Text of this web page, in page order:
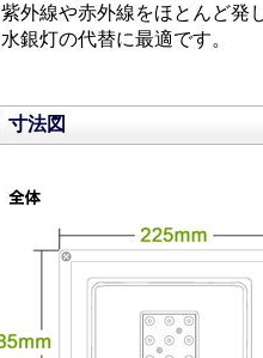
紫外線や赤外線をほとんど発
水銀灯の代替に最適です。
寸法図